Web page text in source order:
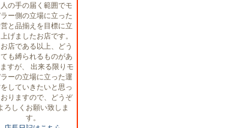
の手の届く範囲でモ
ー側の立場に立った
と品揃えを目標に立
げましたお店です。
店である以上、どう
ても縛られるものがあ
すが、 出来る限りモ
ーの立場に立った運
していきたいと思っ
りますので、どうぞ
ろしくお願い致しま
す。